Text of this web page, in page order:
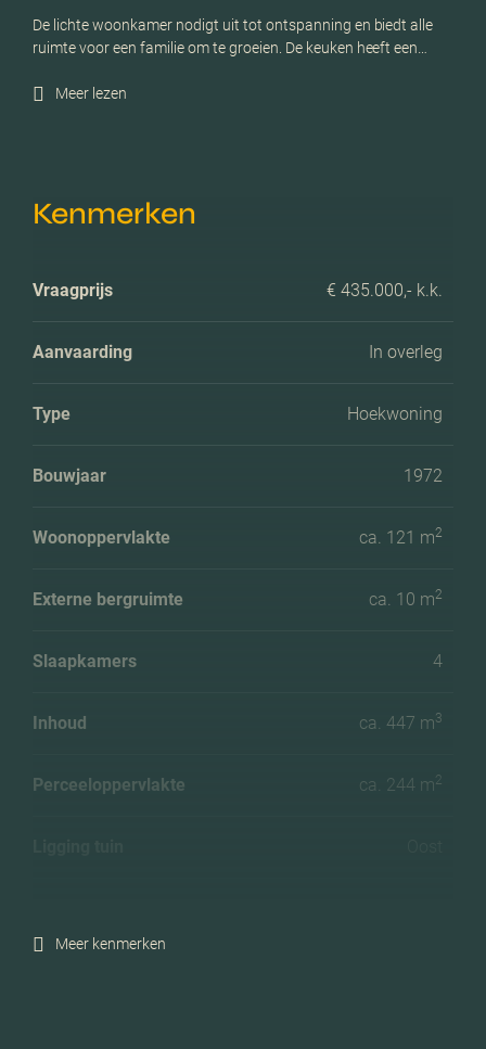
De lichte woonkamer nodigt uit tot ontspanning en biedt alle
ruimte voor een familie om te groeien. De keuken heeft een…
Meer lezen
Kenmerken
Vraagprijs € 435.000,- k.k.
Aanvaarding In overleg
Type Hoekwoning
Bouwjaar 1972
Woonoppervlakte ca. 121 m2
Externe bergruimte ca. 10 m2
Slaapkamers 4
Inhoud ca. 447 m3
Perceeloppervlakte ca. 244 m2
Meer kenmerken